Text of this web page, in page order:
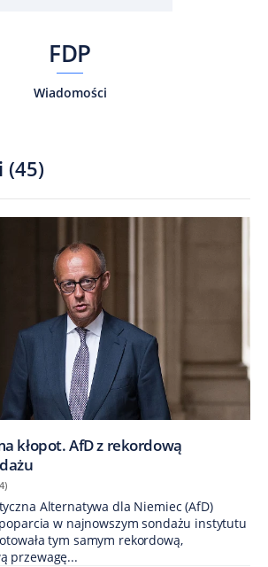
FDP
Wiadomości
(45)
kłopot. AfD z rekordową
Alternatywa dla Niemiec (AfD)
w najnowszym sondażu instytutu
tym samym rekordową,
przewagę...